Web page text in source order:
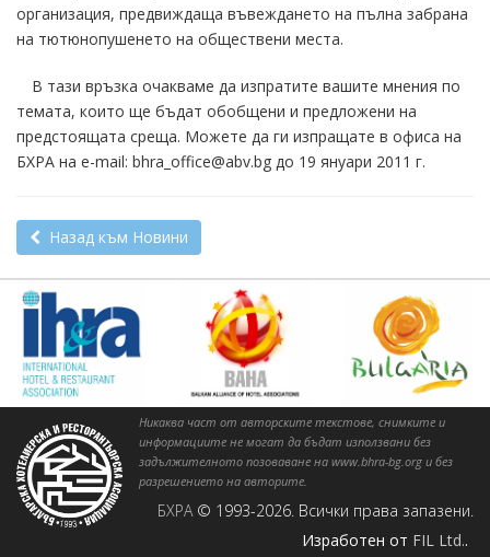
организация, предвиждаща въвеждането на пълна забрана
на тютюнопушенето на обществени места.
В тази връзка очакваме да изпратите вашите мнения по
темата, които ще бъдат обобщени и предложени на
предстоящата среща. Можете да ги изпращате в офиса на
БХРА на е-mail: bhra_office@abv.bg до 19 януари 2011 г.
Назад към Новини
Никаква част от авторските текстове, снимките и
информациите не могат да бъдат използвани без
задължителното позоваване на www.bhra-bg.org и без
разрешението на авторите.
БХРА © 1993-2026. Всички права запазени.
Изработен от FIL Ltd..